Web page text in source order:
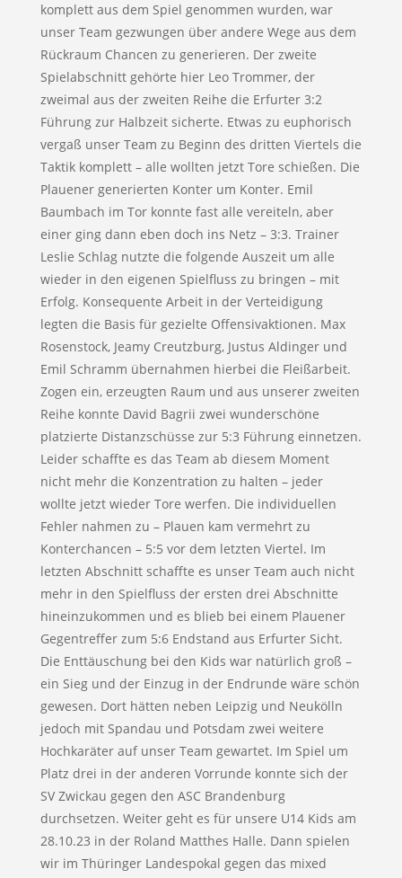
komplett aus dem Spiel genommen wurden, war
unser Team gezwungen über andere Wege aus dem
Rückraum Chancen zu generieren. Der zweite
Spielabschnitt gehörte hier Leo Trommer, der
zweimal aus der zweiten Reihe die Erfurter 3:2
Führung zur Halbzeit sicherte. Etwas zu euphorisch
vergaß unser Team zu Beginn des dritten Viertels die
Taktik komplett – alle wollten jetzt Tore schießen. Die
Plauener generierten Konter um Konter. Emil
Baumbach im Tor konnte fast alle vereiteln, aber
einer ging dann eben doch ins Netz – 3:3. Trainer
Leslie Schlag nutzte die folgende Auszeit um alle
wieder in den eigenen Spielfluss zu bringen – mit
Erfolg. Konsequente Arbeit in der Verteidigung
legten die Basis für gezielte Offensivaktionen. Max
Rosenstock, Jeamy Creutzburg, Justus Aldinger und
Emil Schramm übernahmen hierbei die Fleißarbeit.
Zogen ein, erzeugten Raum und aus unserer zweiten
Reihe konnte David Bagrii zwei wunderschöne
platzierte Distanzschüsse zur 5:3 Führung einnetzen.
Leider schaffte es das Team ab diesem Moment
nicht mehr die Konzentration zu halten – jeder
wollte jetzt wieder Tore werfen. Die individuellen
Fehler nahmen zu – Plauen kam vermehrt zu
Konterchancen – 5:5 vor dem letzten Viertel. Im
letzten Abschnitt schaffte es unser Team auch nicht
mehr in den Spielfluss der ersten drei Abschnitte
hineinzukommen und es blieb bei einem Plauener
Gegentreffer zum 5:6 Endstand aus Erfurter Sicht.
Die Enttäuschung bei den Kids war natürlich groß –
ein Sieg und der Einzug in der Endrunde wäre schön
gewesen. Dort hätten neben Leipzig und Neukölln
jedoch mit Spandau und Potsdam zwei weitere
Hochkaräter auf unser Team gewartet. Im Spiel um
Platz drei in der anderen Vorrunde konnte sich der
SV Zwickau gegen den ASC Brandenburg
durchsetzen. Weiter geht es für unsere U14 Kids am
28.10.23 in der Roland Matthes Halle. Dann spielen
wir im Thüringer Landespokal gegen das mixed